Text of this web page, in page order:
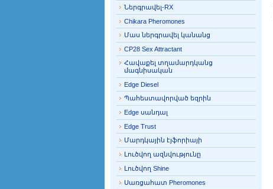
Ներգրավել-RX
Chikara Pheromones
Մաս ներգրավել կանանց
CP28 Sex Attractant
Հավաքել տղամարդկանց
մագնիսական
Edge Diesel
Պահեստավորված եզրին
Edge սանդալ
Edge Trust
Մարդկային էյֆորիայի
Լուծվող ազնվությունը
Լուծվող Shine
Սառցահատ Pheromones